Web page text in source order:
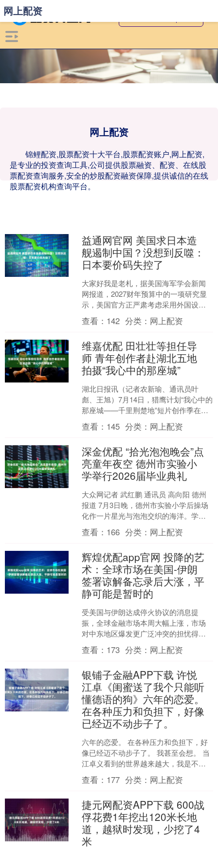
网上配资
锦鲤配资,股票配资十大平台,股票配资账户,网上配资,
是专业的投资查询工具,公司提供股票融资、配资、在线股
票配资查询服务,安全的炒股配资融资保障,提供诚信的在线
股票配资机构查询平台。
网上配资
益通网官网 美国求日本造
舰遏制中国？没想到反噬：
日本要价码失控了
大家好我是老札，据美国海军学会新闻
网报道，2027财年预算中的一项研究显
示，美国官方正严肃考虑采用外国设
计，并在海外造船厂建造美国军舰部件
甚至整件。 预算草案中....
查看： 142 分类： 网上配资
维嘉优配 田壮壮等担任导
师 青年创作者赴湖北五地
拍摄“我心中的那座城”
湖北日报讯（记者农新瑜、通讯员叶
彪、王旭）7月14日，猎鹰计划“我心中的
那座城——千里荆楚地”短片创作季在大
冶铜绿山古铜矿遗址博物馆开机。即日
起的短片创作活动中....
查看： 145 分类： 网上配资
深金优配 “拾光泡泡晚会”点
亮童年夜空 德州市实验小
学举行2026届毕业典礼
大众网记者 武红鹏 通讯员 高向阳 德州
报道 7月3日晚，德州市实验小学后操场
化作一片星光与泡泡交织的海洋。学校
以“青衿辞母校，逐光赴新程”为主题，为
2026届....
查看： 166 分类： 网上配资
辉煌优配app官网 投降的艺
术：全球市场在美国-伊朗
签署谅解备忘录后大涨，平
静可能是暂时的
受美国与伊朗达成停火协议的消息提
振，全球金融市场本周大幅上涨，市场
对中东地区爆发更广泛冲突的担忧得以
缓解。然而，在题为《投降的艺术》
（The Art of Ca....
查看： 173 分类： 网上配资
银铺子金融APP下载 许悦
江卓《闺蜜送了我个只能听
懂德语的狗》六年的恋爱。
在各种压力和负担下，好像
已经迈不动步子了。
六年的恋爱。 在各种压力和负担下，好
像已经迈不动步子了。 我甚至会想。 当
江卓义看到的世界越来越大，我是不是
就变得无足轻重了。 他想追求更自由更
广阔的世界。 而....
查看： 177 分类： 网上配资
捷元网配资APP下载 600战
俘花费1年挖出120米长地
道，越狱时发现，少挖了4
米